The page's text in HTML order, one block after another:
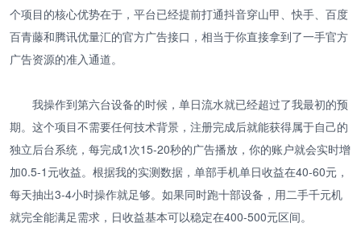
个项目的核心优势在于，平台已经提前打通抖音穿山甲、快手、百度
百青藤和腾讯优量汇的官方广告接口，相当于你直接拿到了一手官方
广告资源的准入通道。
我操作到第六台设备的时候，单日流水就已经超过了我最初的预
期。这个项目不需要任何技术背景，注册完成后就能获得属于自己的
独立后台系统，每完成1次15-20秒的广告播放，你的账户就会实时增
加0.5-1元收益。根据我的实测数据，单部手机单日收益在40-60元，
每天抽出3-4小时操作就足够。如果同时跑十部设备，用二手千元机
就完全能满足需求，日收益基本可以稳定在400-500元区间。